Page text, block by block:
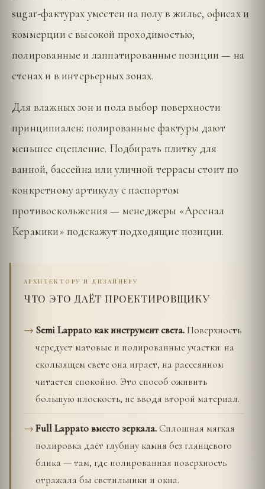
sugar-фактурах уместен на полу в жилье, офисах и
коммерции с высокой проходимостью;
полированные и лаппатированные позиции — на
стенах и в интерьерных зонах.
Для влажных зон и пола выбор поверхности
принципиален: полированные фактуры дают
меньшее сцепление. Подбирать плитку для
ванной, бассейна или уличной террасы стоит по
конкретному артикулу с паспортом
противоскольжения — менеджеры «Арсенал
Керамики» подскажут подходящие позиции.
АРХИТЕКТОРУ И ДИЗАЙНЕРУ
ЧТО ЭТО ДАЁТ ПРОЕКТИРОВЩИКУ
Semi Lappato как инструмент света.Поверхность
чередует матовые и полированные участки: на
скользящем свете она играет, на рассеянном
читается спокойно. Это способ оживить
большую плоскость, не вводя второй материал.
Full Lappato вместо зеркала.Сплошная мягкая
полировка даёт глубину камня без глянцевого
блика — там, где полированная поверхность
отражала бы светильники и окна.